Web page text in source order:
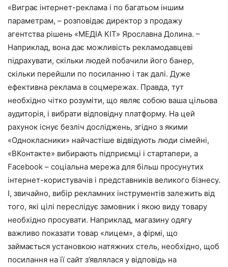
«Виграє інтернет-реклама і по багатьом іншим
параметрам, – розповідає директор з продажу
агентства рішень «МЕДІА КІТ» Ярославна Долина. –
Наприклад, вона дає можливість рекламодавцеві
підрахувати, скільки людей побачили його банер,
скільки перейшли по посиланню і так далі. Дуже
ефективна реклама в соцмережах. Правда, тут
необхідно чітко розуміти, що являє собою ваша цільова
аудиторія, і вибрати відповідну платформу. На цей
рахунок існує безліч досліджень, згідно з якими
«Однокласники» найчастіше відвідують люди сімейні,
«ВКонтакте» вибирають підприємці і стартапери, а
Facebook – соціальна мережа для більш просунутих
інтернет-користувачів і представників великого бізнесу.
І, звичайно, вибір рекламних інструментів залежить від
того, які цілі переслідує замовник і якою виду товару
необхідно просувати. Наприклад, магазину одягу
важливо показати товар «лицем», а фірмі, що
займається установкою натяжних стель, необхідно, щоб
посилання на її сайт з’являлася у відповідь на